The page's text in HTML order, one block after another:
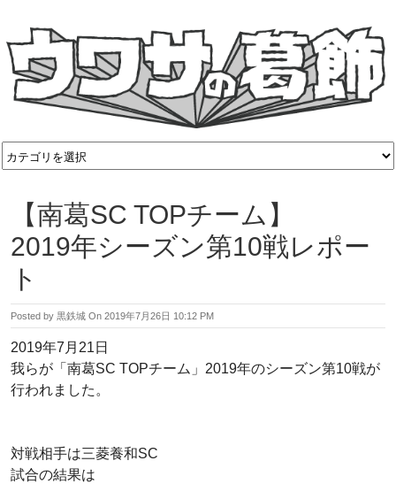
【南葛SC TOPチーム】
2019年シーズン第10戦レポー
ト
Posted by 黒鉄城 On 2019年7月26日 10:12 PM
2019年7月21日
我らが「南葛SC TOPチーム」2019年のシーズン第10戦が
行われました。
対戦相手は三菱養和SC
試合の結果は